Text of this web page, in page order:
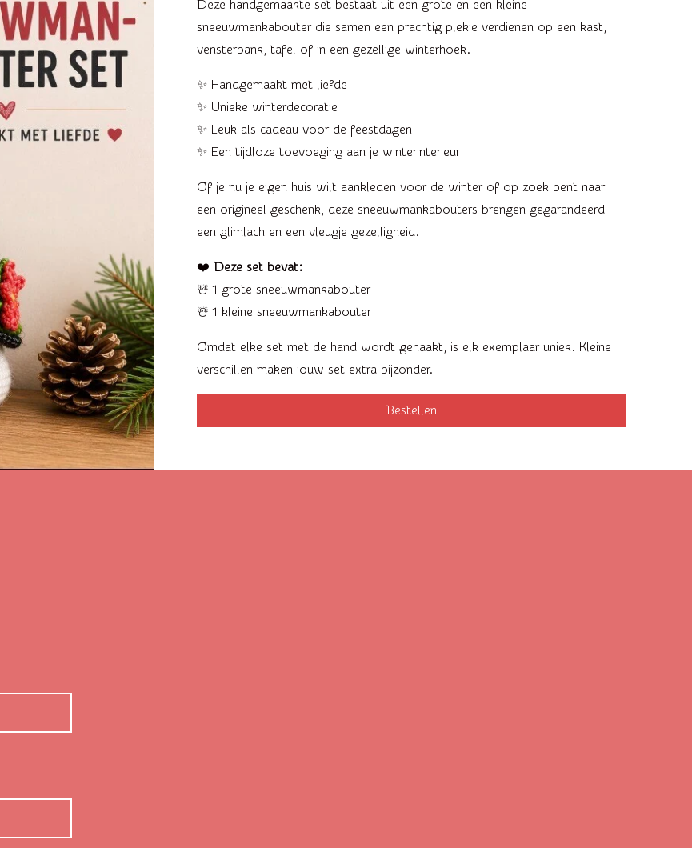
Deze handgemaakte set bestaat uit een grote en een kleine
sneeuwmankabouter die samen een prachtig plekje verdienen op een kast,
vensterbank, tafel of in een gezellige winterhoek.
✨ Handgemaakt met liefde
✨ Unieke winterdecoratie
✨ Leuk als cadeau voor de feestdagen
✨ Een tijdloze toevoeging aan je winterinterieur
Of je nu je eigen huis wilt aankleden voor de winter of op zoek bent naar
een origineel geschenk, deze sneeuwmankabouters brengen gegarandeerd
een glimlach en een vleugje gezelligheid.
❤️ Deze set bevat:
☃️ 1 grote sneeuwmankabouter
☃️ 1 kleine sneeuwmankabouter
Omdat elke set met de hand wordt gehaakt, is elk exemplaar uniek. Kleine
verschillen maken jouw set extra bijzonder.
Bestellen